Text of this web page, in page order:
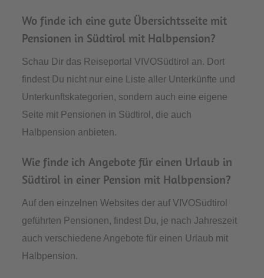
Wo finde ich eine gute Übersichtsseite mit
Pensionen in Südtirol mit Halbpension?
Schau Dir das Reiseportal VIVOSüdtirol an. Dort
findest Du nicht nur eine Liste aller Unterkünfte und
Unterkunftskategorien, sondern auch eine eigene
Seite mit Pensionen in Südtirol, die auch
Halbpension anbieten.
Wie finde ich Angebote für einen Urlaub in
Südtirol in einer Pension mit Halbpension?
Auf den einzelnen Websites der auf VIVOSüdtirol
geführten Pensionen, findest Du, je nach Jahreszeit
auch verschiedene Angebote für einen Urlaub mit
Halbpension.